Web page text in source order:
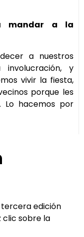
mandar a la
a nuestros
y
vivir la fiesta,
porque les
Lo hacemos por
edición
clic sobre la